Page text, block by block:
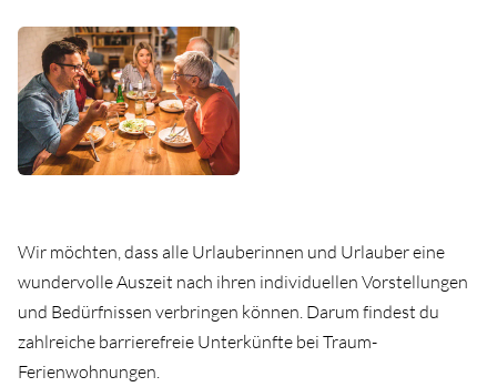
Wir möchten, dass alle Urlauberinnen und Urlauber eine
wundervolle Auszeit nach ihren individuellen Vorstellungen
und Bedürfnissen verbringen können. Darum findest du
zahlreiche barrierefreie Unterkünfte bei Traum-
Ferienwohnungen.⁠